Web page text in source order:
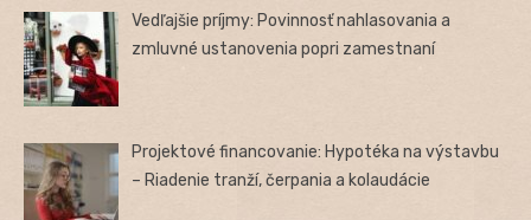
Vedľajšie príjmy: Povinnosť nahlasovania a
zmluvné ustanovenia popri zamestnaní
Projektové financovanie: Hypotéka na výstavbu
– Riadenie tranží, čerpania a kolaudácie